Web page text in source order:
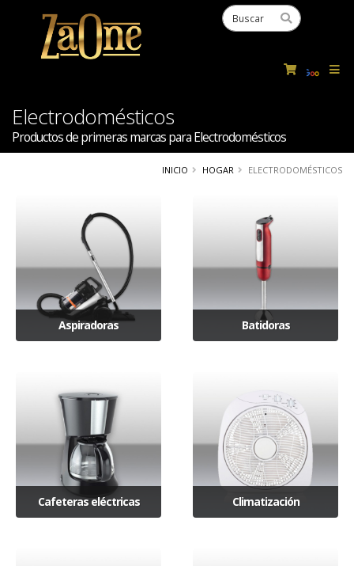
Electrodomésticos
Productos de primeras marcas para Electrodomésticos
INICIO HOGAR ELECTRODOMÉSTICOS
Aspiradoras Batidoras
Cafeteras eléctricas Climatización